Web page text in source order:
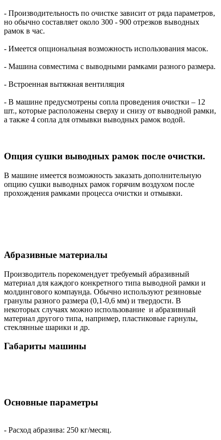
- Производительность по очистке зависит от ряда параметров,
но обычно составляет около 300 - 900 отрезков выводных
рамок в час.
- Имеется опциональная возможность использования масок.
- Машина совместима с выводными рамками разного размера.
- Встроенная вытяжная вентиляция
- В машине предусмотрены сопла проведения очистки – 12
шт., которые расположены сверху и снизу от выводной рамки,
а также 4 сопла для отмывки выводных рамок водой.
Опция сушки выводных рамок после очистки.
В машине имеется возможность заказать дополнительную
опцию сушки выводных рамок горячим воздухом после
прохождения рамками процесса очистки и отмывки.
Абразивные материалы
Производитель порекомендует требуемый абразивный
материал для каждого конкретного типа выводной рамки и
молдингового компаунда. Обычно используют резиновые
гранулы разного размера (0,1-0,6 мм) и твердости. В
некоторых случаях можно использование и абразивный
материал другого типа, например, пластиковые гарнулы,
стеклянные шарики и др.
Габариты машины
Основные параметры
- Расход абразива: 250 кг/месяц.